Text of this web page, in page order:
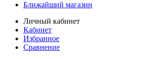
Ближайший магазин
Личный кабинет
Кабинет
Избранное
Сравнение